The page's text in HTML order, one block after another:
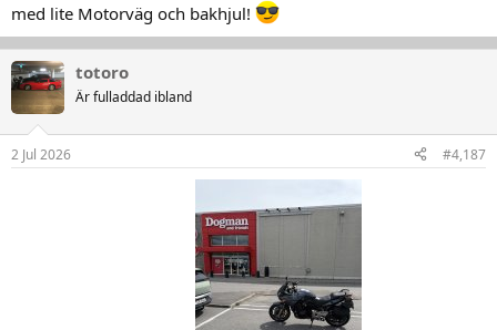
med lite Motorväg och bakhjul!
totoro
Är fulladdad ibland
2 Jul 2026 #4,187